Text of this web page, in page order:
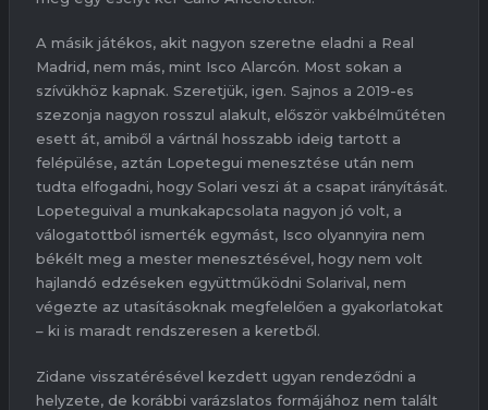
A másik játékos, akit nagyon szeretne eladni a Real
Madrid, nem más, mint Isco Alarcón. Most sokan a
szívükhöz kapnak. Szeretjük, igen. Sajnos a 2019-es
szezonja nagyon rosszul alakult, először vakbélműtéten
esett át, amiből a vártnál hosszabb ideig tartott a
felépülése, aztán Lopetegui menesztése után nem
tudta elfogadni, hogy Solari veszi át a csapat irányítását.
Lopeteguival a munkakapcsolata nagyon jó volt, a
válogatottból ismerték egymást, Isco olyannyira nem
békélt meg a mester menesztésével, hogy nem volt
hajlandó edzéseken együttműködni Solarival, nem
végezte az utasításoknak megfelelően a gyakorlatokat
– ki is maradt rendszeresen a keretből.
Zidane visszatérésével kezdett ugyan rendeződni a
helyzete, de korábbi varázslatos formájához nem talált